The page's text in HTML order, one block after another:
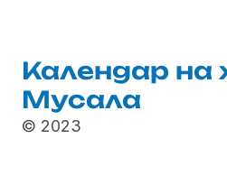
Календар на
Мусала
© 2023